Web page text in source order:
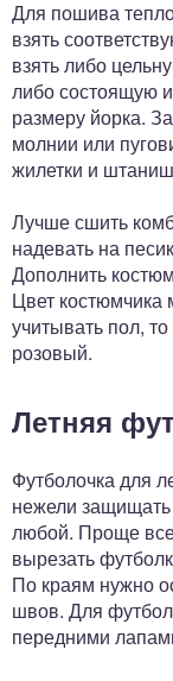
Для пошива
взять
взять либо
либо состоящую
размеру йорка.
молнии или
жилетки и
Лучше сшить
надевать на
Дополнить
Цвет
учитывать пол,
розовый.
Летняя
Футболочка для
нежели
любой. Проще
вырезать
По краям нужно
швов. Для
передними